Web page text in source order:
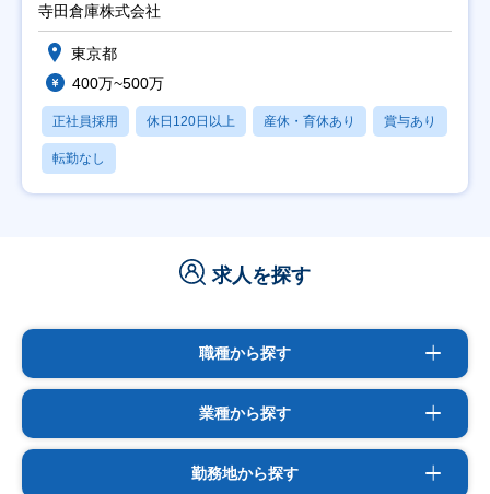
寺田倉庫株式会社
東京都
400万~500万
正社員採用 休日120日以上 産休・育休あり 賞与あり
転勤なし
求人を探す
職種から探す
業種から探す
勤務地から探す